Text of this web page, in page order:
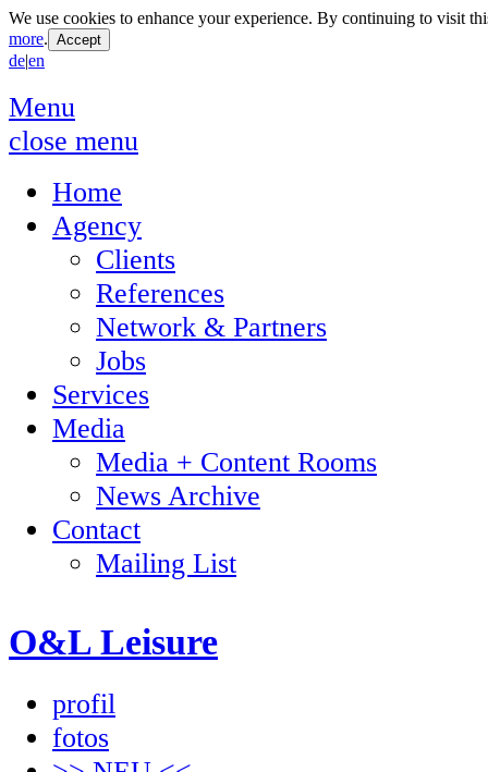
We use cookies to enhance your experience. By continuing to visit
more.
de|en
Menu
close menu
Home
Agency
Clients
References
Network & Partners
Jobs
Services
Media
Media + Content Rooms
News Archive
Contact
Mailing List
O&L Leisure
profil
fotos